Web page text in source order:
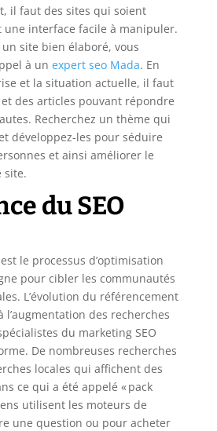
il faut des sites qui soient
une interface facile à manipuler.
site bien élaboré, vous
à un expert seo Mada. En
et la situation actuelle, il faut
des articles pouvant répondre
Recherchez un thème qui
développez-les pour séduire
et ainsi améliorer le
site.
du SEO
le processus d’optimisation
pour cibler les communautés
L’évolution du référencement
des recherches
du marketing SEO
De nombreuses recherches
locales qui affichent des
ce qui a été appelé « pack
utilisent les moteurs de
une question ou pour acheter